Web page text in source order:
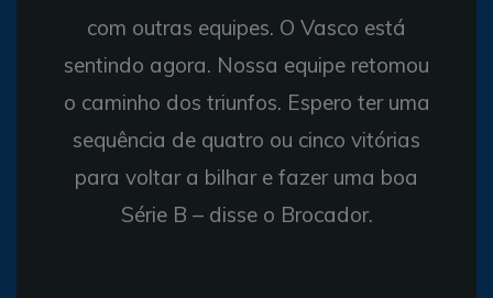
com outras equipes. O Vasco está
sentindo agora. Nossa equipe retomou
o caminho dos triunfos. Espero ter uma
sequência de quatro ou cinco vitórias
para voltar a bilhar e fazer uma boa
Série B – disse o Brocador.